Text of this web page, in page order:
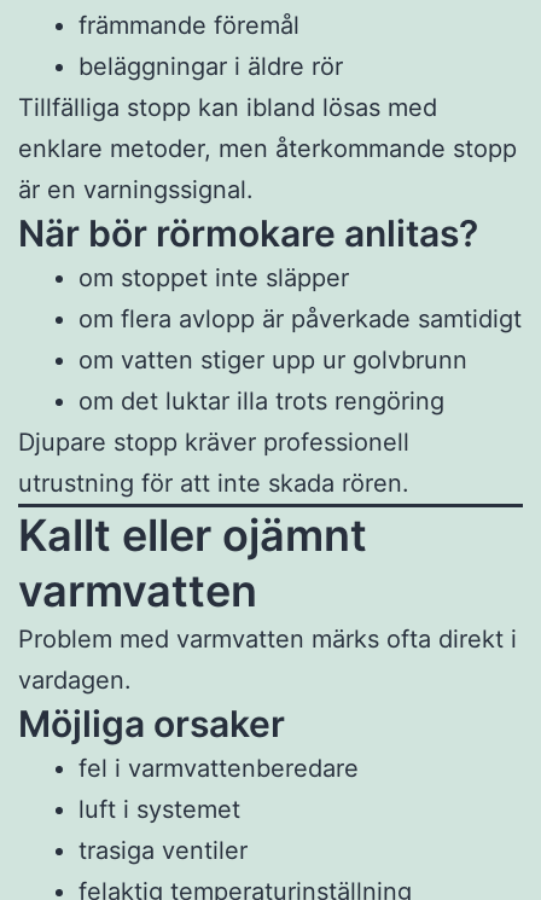
främmande föremål
beläggningar i äldre rör
Tillfälliga stopp kan ibland lösas med
enklare metoder, men återkommande stopp
är en varningssignal.
När bör rörmokare anlitas?
om stoppet inte släpper
om flera avlopp är påverkade samtidigt
om vatten stiger upp ur golvbrunn
om det luktar illa trots rengöring
Djupare stopp kräver professionell
utrustning för att inte skada rören.
Kallt eller ojämnt
varmvatten
Problem med varmvatten märks ofta direkt i
vardagen.
Möjliga orsaker
fel i varmvattenberedare
luft i systemet
trasiga ventiler
felaktig temperaturinställning